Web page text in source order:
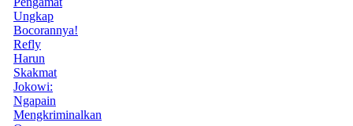
Ungkap
Bocorannya!
Refly
Harun
Skakmat
Jokowi:
Ngapain
Mengkriminalkan